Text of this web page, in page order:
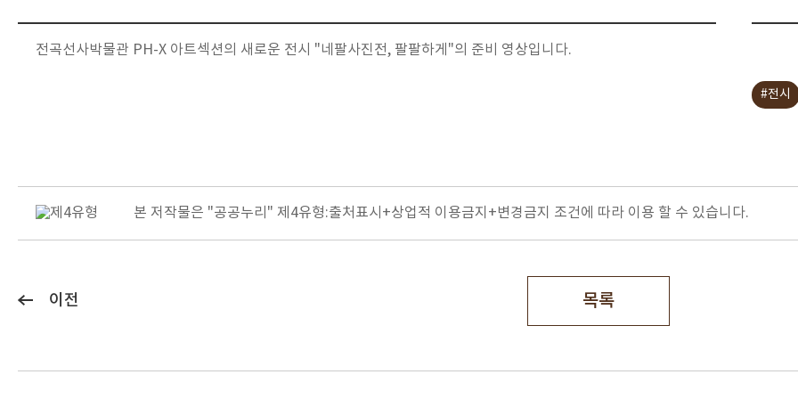
전곡선사박물관 PH-X 아트섹션의 새로운 전시 "네팔사진전, 팔팔하게"의 준비 영상입니다.
#전시
본 저작물은 "공공누리" 제4유형:출처표시+상업적 이용금지+변경금지 조건에 따라 이용 할 수 있습니다.
이전 목록